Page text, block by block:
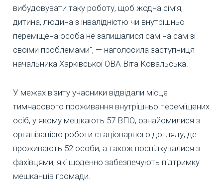
вибудовувати таку роботу, щоб жодна сім’я,
дитина, людина з інвалідністю чи внутрішньо
переміщена особа не залишалися сам на сам зі
своїми проблемами", — наголосила заступниця
начальника Харківської ОВА Віта Ковальська.
У межах візиту учасники відвідали місце
тимчасового проживання внутрішньо переміщених
осіб, у якому мешкають 57 ВПО, ознайомилися з
організацією роботи стаціонарного догляду, де
проживають 52 особи, а також поспілкувалися з
фахівцями, які щоденно забезпечують підтримку
мешканців громади.